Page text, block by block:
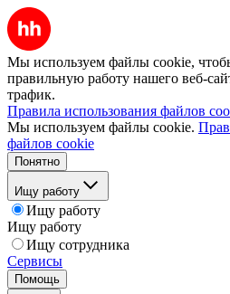
Мы используем файлы cookie,
правильную работу нашего веб-
трафик.
Правила использования файлов
Мы используем файлы cookie.
файлов cookie
Понятно
Ищу работу
Ищу работу
Ищу работу
Ищу сотрудника
Сервисы
Помощь